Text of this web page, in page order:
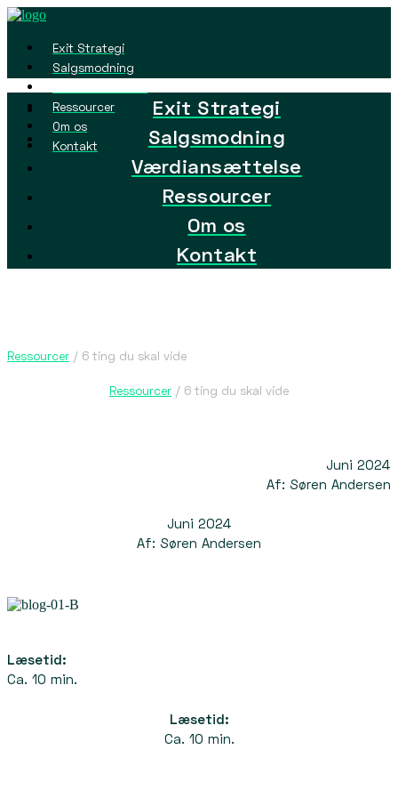
Exit Strategi
Salgsmodning
Ressourcer
Om os
Kontakt
Exit Strategi
Salgsmodning
Værdiansættelse
Ressourcer
Om os
Kontakt
Ressourcer / 6 ting du skal vide
Ressourcer / 6 ting du skal vide
Juni 2024
Af: Søren Andersen
Juni 2024
Af: Søren Andersen
Læsetid:
Ca. 10 min.
Læsetid:
Ca. 10 min.